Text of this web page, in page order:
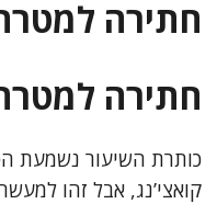
חתירה
חתירה
כותרת השיעור נשמעת
קואצי’נג, אבל זהו